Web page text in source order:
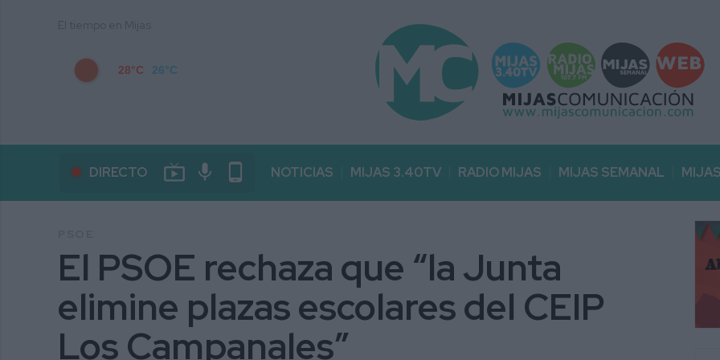
28°C 26°C
DIRECTO live_tv mic phone_android NOTICIAS MIJAS 3.40TV RADIO MIJAS MIJAS SEMANAL
El PSOE rechaza que “la Junta
elimine plazas escolares del CEIP
Los Campanales”